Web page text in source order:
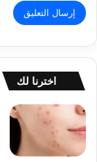
اخترنا لك